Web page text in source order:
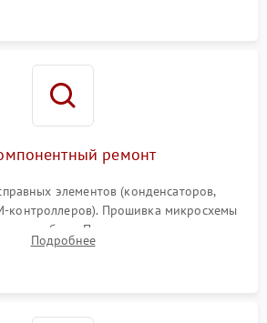
ремонт
элементов (конденсаторов,
контроллеров). Прошивка микросхемы
сбоях. При поломке подсветки —
и замена выгоревших светодиодов.
Подробнее